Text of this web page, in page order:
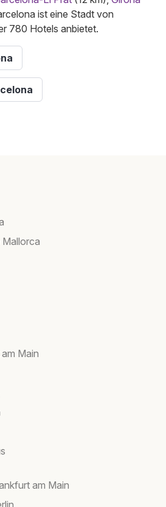
ist eine Stadt von
780 Hotels anbietet.
Mallorca
Main
am Main